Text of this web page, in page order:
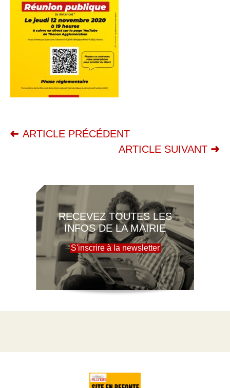
ARTICLE PRÉCÉDENT
ARTICLE SUIVANT
RECEVEZ TOUTES LES
INFOS DE LA MAIRIE
S'inscrire à la newsletter